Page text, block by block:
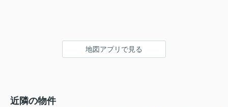
地図アプリで見る
近隣の物件